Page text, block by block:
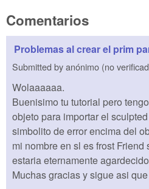
Comentarios
Problemas al crear el prim
Submitted byanónimo (no
Wolaaaaaa.
Buenisimo tu tutorial pero
objeto para importar el
simbolito de error encima del
mi nombre en sl es frost
estaria eternamente
Muchas gracias y sigue asi